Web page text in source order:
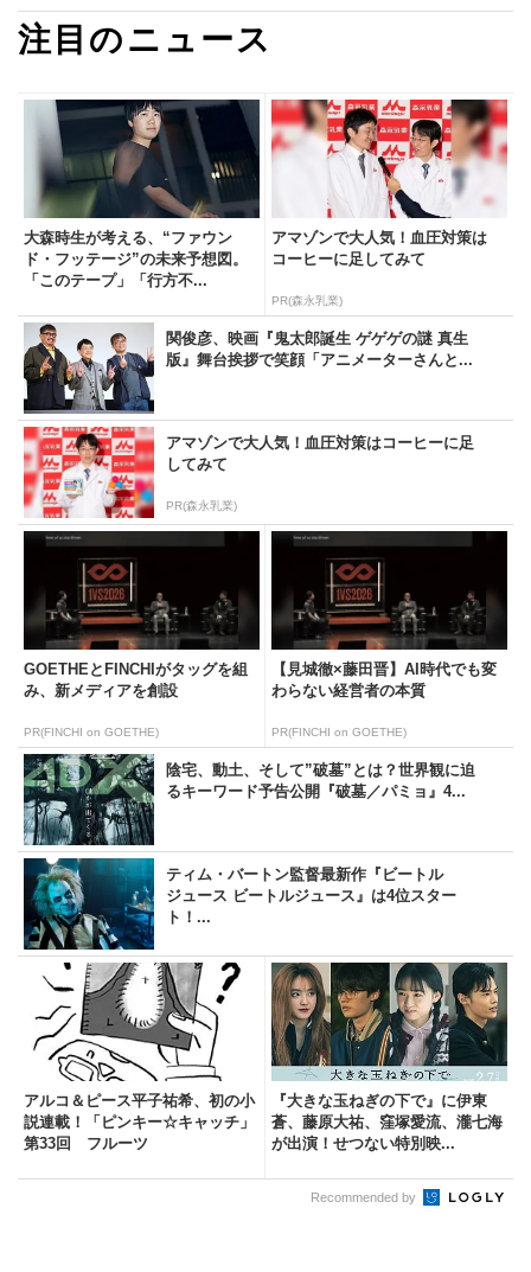
注目のニュース
大森時生が考える、“ファウン
ド・フッテージ”の未来予想図。
「このテープ」「行方不...
アマゾンで大人気！血圧対策は
コーヒーに足してみて
PR(森永乳業)
関俊彦、映画『鬼太郎誕生 ゲゲゲの謎 真生
版』舞台挨拶で笑顔「アニメーターさんと...
アマゾンで大人気！血圧対策はコーヒーに足
してみて
PR(森永乳業)
GOETHEとFINCHIがタッグを組
み、新メディアを創設
PR(FINCHI on GOETHE)
【見城徹×藤田晋】AI時代でも変
わらない経営者の本質
PR(FINCHI on GOETHE)
陰宅、動土、そして”破墓”とは？世界観に迫
るキーワード予告公開『破墓／パミョ』4...
ティム・バートン監督最新作『ビートル
ジュース ビートルジュース』は4位スター
ト！...
アルコ＆ピース平子祐希、初の小
説連載！「ピンキー☆キャッチ」
第33回 フルーツ
『大きな玉ねぎの下で』に伊東
蒼、藤原大祐、窪塚愛流、瀧七海
が出演！せつない特別映...
Recommended by